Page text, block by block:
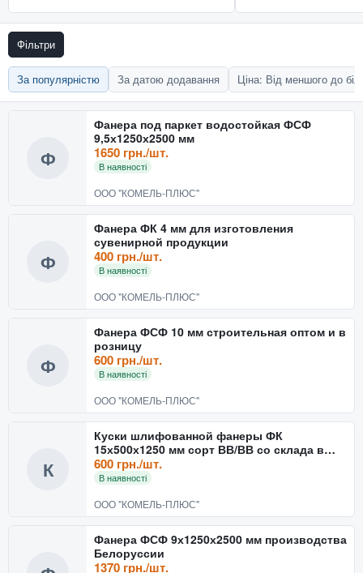
Фільтри
За популярністю За датою додавання Ціна: Від меншого до
Ф
Фанера под паркет водостойкая ФСФ
9,5х1250х2500 мм
1650 грн./шт.
В наявності
ООО "КОМЕЛЬ-ПЛЮС"
Ф
Фанера ФК 4 мм для изготовления
сувенирной продукции
400 грн./шт.
В наявності
ООО "КОМЕЛЬ-ПЛЮС"
Ф
Фанера ФСФ 10 мм строительная оптом и в
розницу
600 грн./шт.
В наявності
ООО "КОМЕЛЬ-ПЛЮС"
К
Куски шлифованной фанеры ФК
15х500х1250 мм сорт ВВ/ВВ со склада в
Харькове
600 грн./шт.
В наявності
ООО "КОМЕЛЬ-ПЛЮС"
Фанера ФСФ 9х1250х2500 мм производства
Белоруссии
1370 грн./шт.